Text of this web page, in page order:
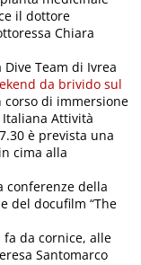
il dottore
Chiara
Dive Team di Ivrea
da brivido sul
corso di immersione
Italiana Attività
è prevista una
cima alla
conferenze della
del docufilm “The
fa da cornice, alle
Santomarco